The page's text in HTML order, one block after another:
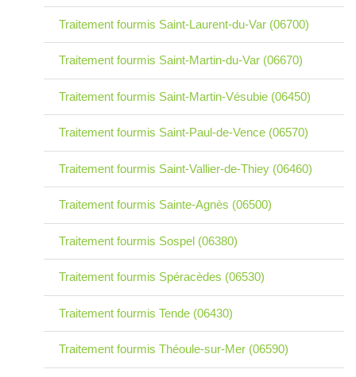
Traitement fourmis Saint-Laurent-du-Var (06700)
Traitement fourmis Saint-Martin-du-Var (06670)
Traitement fourmis Saint-Martin-Vésubie (06450)
Traitement fourmis Saint-Paul-de-Vence (06570)
Traitement fourmis Saint-Vallier-de-Thiey (06460)
Traitement fourmis Sainte-Agnès (06500)
Traitement fourmis Sospel (06380)
Traitement fourmis Spéracèdes (06530)
Traitement fourmis Tende (06430)
Traitement fourmis Théoule-sur-Mer (06590)